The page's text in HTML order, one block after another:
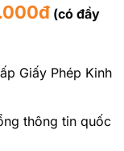
(có đầy
Giấy Phép Kinh
thông tin quốc